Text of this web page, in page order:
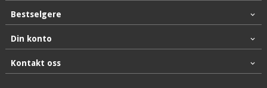
Bestselgere
Din konto
Kontakt oss